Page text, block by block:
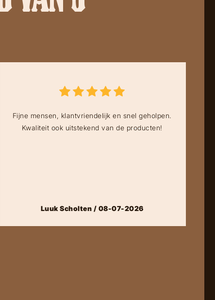
Fijne mensen, klantvriendelijk en snel geholpen.
Kwaliteit ook uitstekend van de producten!
Luuk Scholten / 08-07-2026